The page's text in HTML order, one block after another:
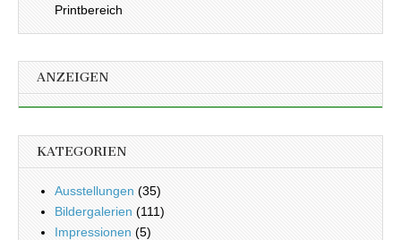
Printbereich
ANZEIGEN
KATEGORIEN
Ausstellungen (35)
Bildergalerien (111)
Impressionen (5)